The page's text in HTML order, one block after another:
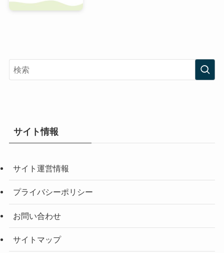
サイト情報
サイト運営情報
プライバシーポリシー
お問い合わせ
サイトマップ